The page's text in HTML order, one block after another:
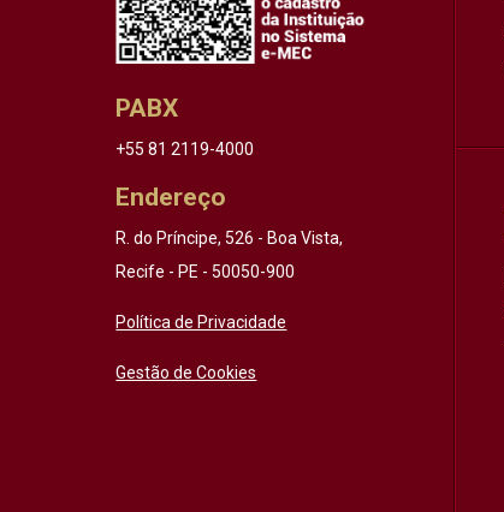
PABX
+55 81 2119-4000
Endereço
R. do Príncipe, 526 - Boa Vista,
Recife - PE - 50050-900
Política de Privacidade
Gestão de Cookies